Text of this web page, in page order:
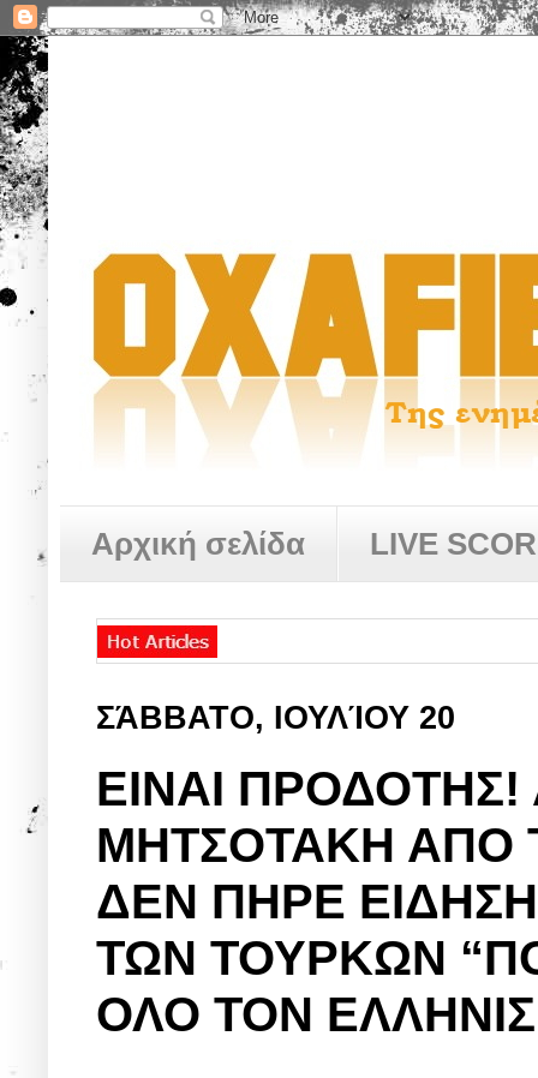
Αρχική σελίδα LIVE
ΣΆΒΒΑΤΟ, ΙΟΥΛΊΟΥ 20
ΕΙΝΑΙ
ΜΗΤΣΟΤΑΚΗ ΑΠΟ
ΔΕΝ ΠΗΡΕ ΕΙΔΗΣΗ
ΤΩΝ ΤΟΥΡΚΩΝ
ΟΛΟ ΤΟΝ